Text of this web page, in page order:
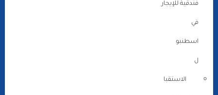
فندقية للإيجار
في
اسطنبو
ل
الاستقبا